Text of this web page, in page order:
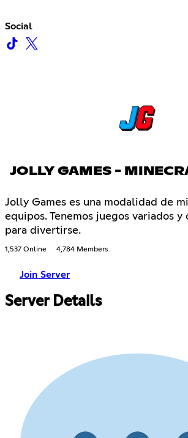
Social
JOLLY GAMES -
Jolly Games es una modalidad de
equipos. Tenemos juegos variados
para divertirse.
1,537 Online 4,784 Members
Join Server
Server Details